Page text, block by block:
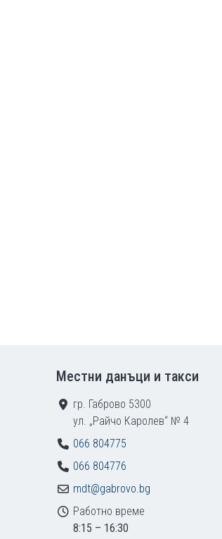
Местни данъци и такси
гр. Габрово 5300
ул. „Райчо Каролев“ № 4
066 804775
066 804776
mdt@gabrovo.bg
Работно време
8:15 – 16:30